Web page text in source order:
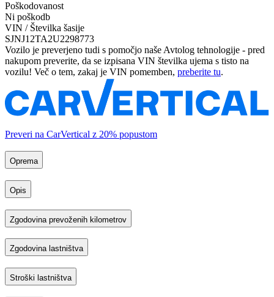
Poškodovanost
Ni poškodb
VIN / Številka šasije
SJNJ12TA2U2298773
Vozilo je preverjeno tudi s pomočjo naše Avtolog tehnologije - pred
nakupom preverite, da se izpisana VIN številka ujema s tisto na
vozilu! Več o tem, zakaj je VIN pomemben, preberite tu.
Preveri na CarVertical z 20% popustom
Oprema
Opis
Zgodovina prevoženih kilometrov
Zgodovina lastništva
Stroški lastništva